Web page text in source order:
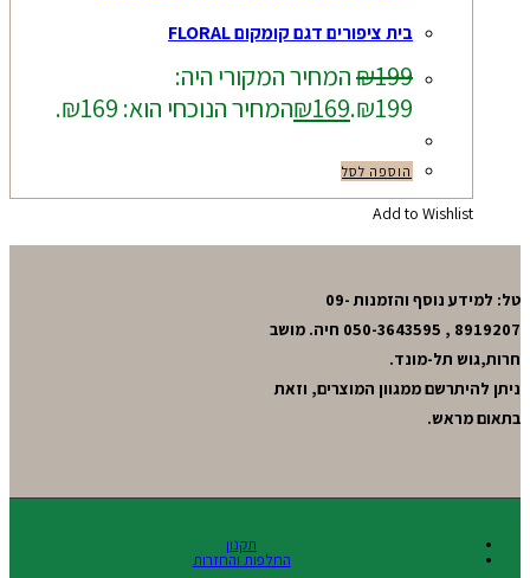
בית ציפורים דגם קומקום FLORAL
₪199
המחיר המקורי היה:
₪199.
₪169 המחיר הנוכחי הוא: ₪169.
הוספה לסל
Add to Wishlist
טל: למידע נוסף והזמנות 09-
8919207 , 050-3643595 חיה. מושב
חרות,גוש תל-מונד.
ניתן להיתרשם ממגוון המוצרים, וזאת
בתאום מראש.
תקנון
החלפות והחזרות